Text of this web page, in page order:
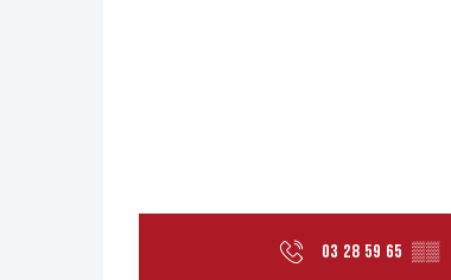
03 28 59 65 ▒▒